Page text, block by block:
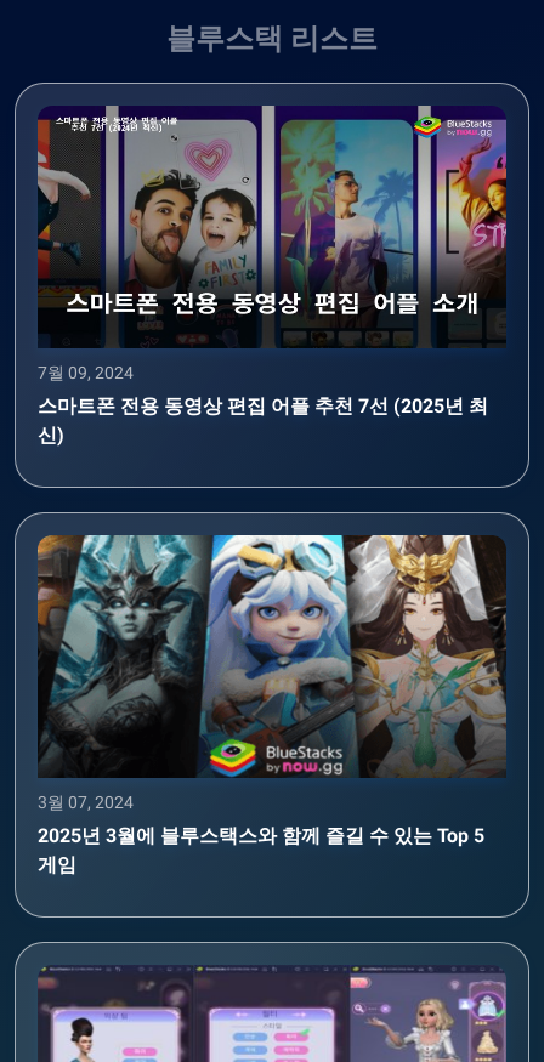
블루스택 리스트
7월 09, 2024
스마트폰 전용 동영상 편집 어플 추천 7선 (2025년 최
신)
3월 07, 2024
2025년 3월에 블루스택스와 함께 즐길 수 있는 Top 5
게임